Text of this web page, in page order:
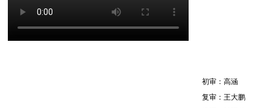
初审：高涵
复审：王大鹏